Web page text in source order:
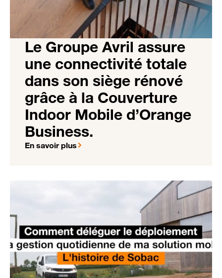
Le Groupe Avril assure
une connectivité totale
dans son siège rénové
grâce à la Couverture
Indoor Mobile d’Orange
Business.
En savoir plus